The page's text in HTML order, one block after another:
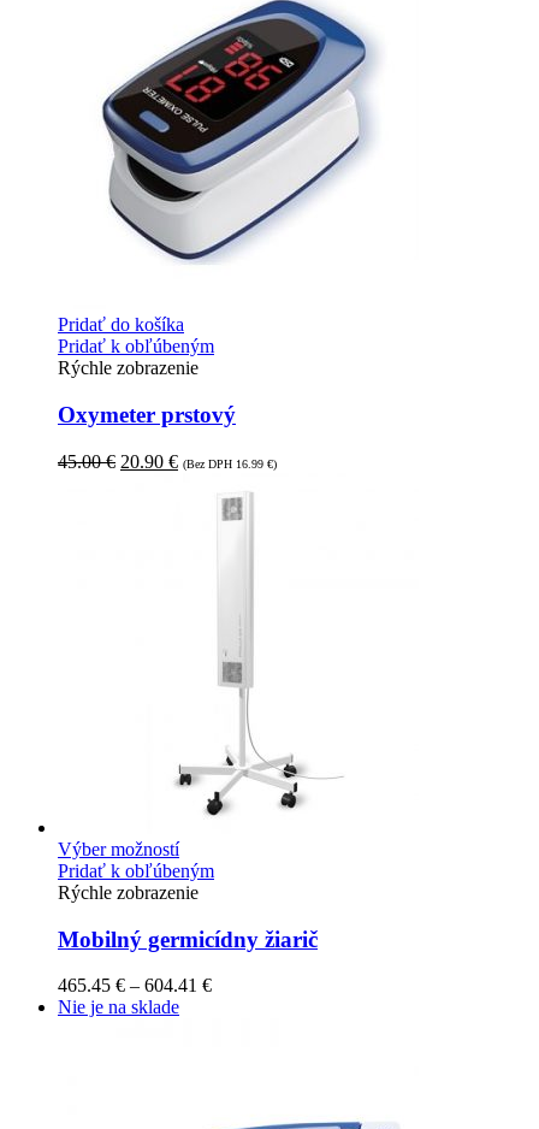
Pridať do košíka
Pridať k obľúbeným
Rýchle zobrazenie
Oxymeter prstový
45.00€ 20.90 € (Bez DPH 16.99 €)
Výber možností
Pridať k obľúbeným
Rýchle zobrazenie
Mobilný germicídny žiarič
465.45 € – 604.41 €
Nie je na sklade